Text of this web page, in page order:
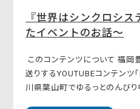
『世界はシンクロシ
たイベントのお話〜
このコンテンツについて 福岡
送りするYOUTUBEコンテンツ
川県葉山町でゆるっとのんび